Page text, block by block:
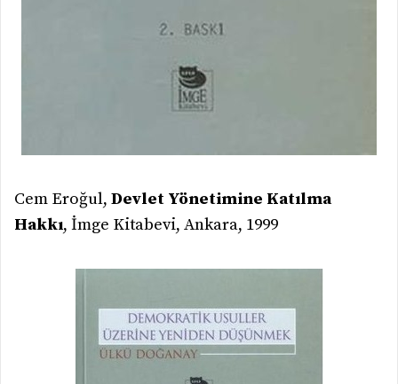
Cem Eroğul, Devlet Yönetimine Katılma
Hakkı, İmge Kitabevi, Ankara, 1999